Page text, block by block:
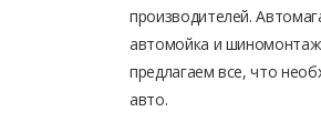
производителей.
автомойка и
предлагаем все, что
авто.